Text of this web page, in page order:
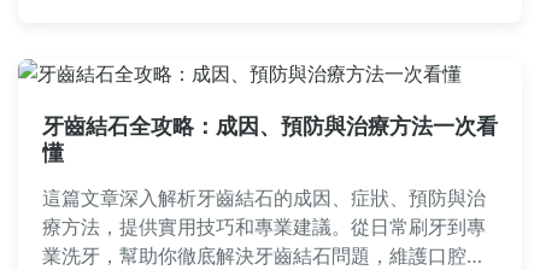
牙齒結石全攻略：成因、預防與治療方法一次看
懂
這篇文章深入解析牙齒結石的成因、症狀、預防與治
療方法，提供實用技巧和專業建議。從日常刷牙到專
業洗牙，幫助你徹底解決牙齒結石問題，維護口腔健